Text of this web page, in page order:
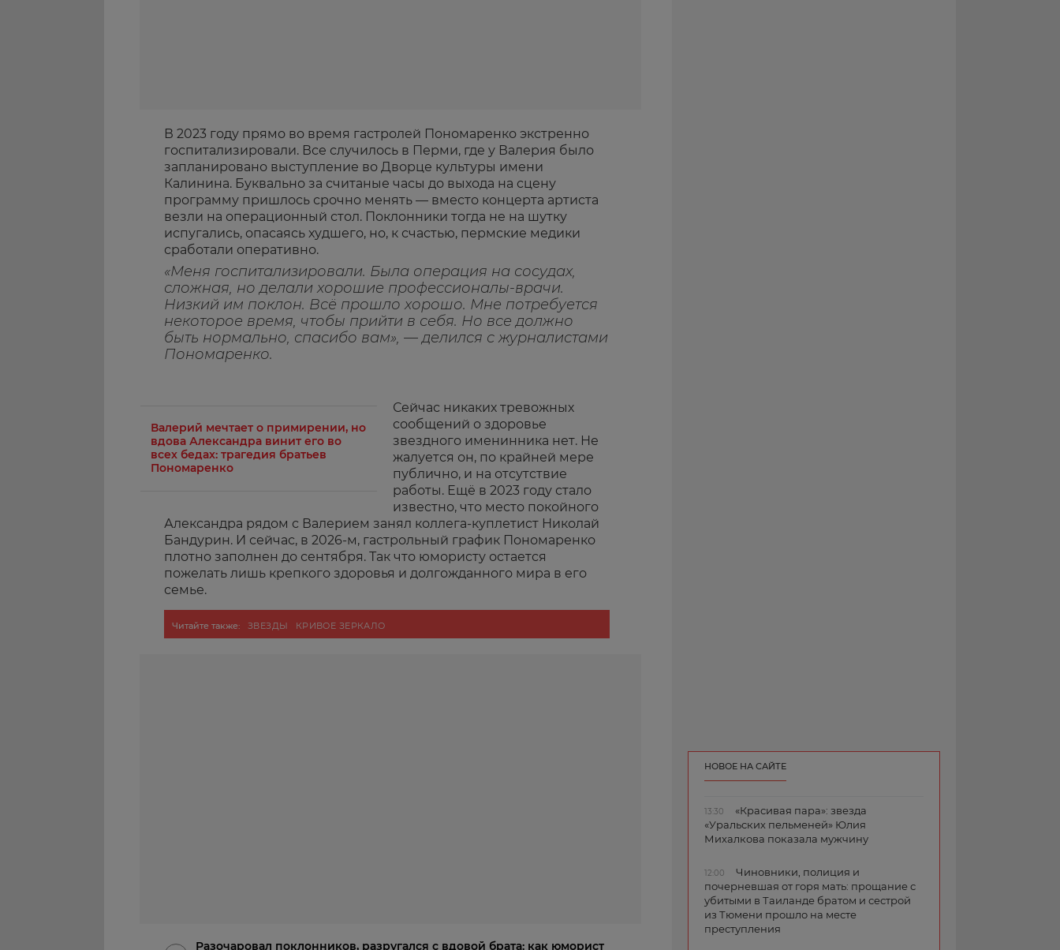
В 2023 году прямо во время гастролей Пономаренко экстренно
госпитализировали. Все случилось в Перми, где у Валерия было
запланировано выступление во Дворце культуры имени
Калинина. Буквально за считаные часы до выхода на сцену
программу пришлось срочно менять — вместо концерта артиста
везли на операционный стол. Поклонники тогда не на шутку
испугались, опасаясь худшего, но, к счастью, пермские медики
сработали оперативно.
«Меня госпитализировали. Была операция на сосудах,
сложная, но делали хорошие профессионалы-врачи.
Низкий им поклон. Всё прошло хорошо. Мне потребуется
некоторое время, чтобы прийти в себя. Но все должно
быть нормально, спасибо вам», — делился с журналистами
Пономаренко.
Валерий мечтает о примирении, но
вдова Александра винит его во
всех бедах: трагедия братьев
Пономаренко
Сейчас никаких тревожных
сообщений о здоровье
звездного именинника нет. Не
жалуется он, по крайней мере
публично, и на отсутствие
работы. Ещё в 2023 году стало
известно, что место покойного
Александра рядом с Валерием занял коллега-куплетист Николай
Бандурин. И сейчас, в 2026-м, гастрольный график Пономаренко
плотно заполнен до сентября. Так что юмористу остается
пожелать лишь крепкого здоровья и долгожданного мира в его
семье.
Читайте также: ЗВЕЗДЫ КРИВОЕ ЗЕРКАЛО
Разочаровал поклонников, разругался с вдовой брата: как юморист
НОВОЕ НА САЙТЕ
13:30
«Красивая пара»: звезда
«Уральских пельменей» Юлия
Михалкова показала мужчину
12:00
Чиновники, полиция и
почерневшая от горя мать: прощание с
убитыми в Таиланде братом и сестрой
из Тюмени прошло на месте
преступления